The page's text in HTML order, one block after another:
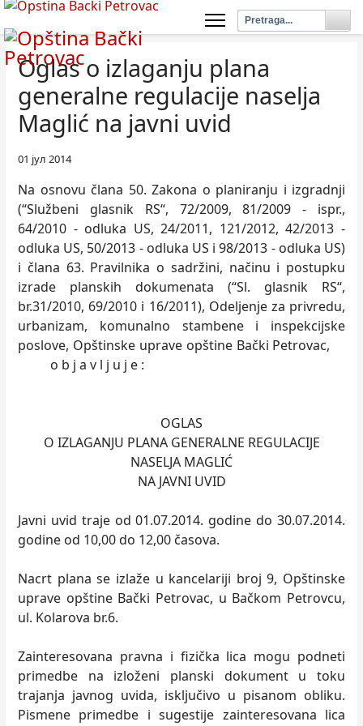
Oglas o izlaganju plana
generalne regulacije naselja
Maglić na javni uvid
01 јул 2014
Na osnovu člana 50. Zakona o planiranju i izgradnji
(“Službeni glasnik RS“, 72/2009, 81/2009 - ispr.,
64/2010 - odluka US, 24/2011, 121/2012, 42/2013 -
odluka US, 50/2013 - odluka US i 98/2013 - odluka US)
i člana 63. Pravilnika o sadržini, načinu i postupku
izrade planskih dokumenata (“Sl. glasnik RS“,
br.31/2010, 69/2010 i 16/2011), Odeljenje za privredu,
urbanizam, komunalno stambene i inspekcijske
poslove, Opštinske uprave opštine Bački Petrovac,
o b j a v l j u j e :
OGLAS
O IZLAGANJU PLANA GENERALNE REGULACIJE
NASELJA MAGLIĆ
NA JAVNI UVID
Javni uvid traje od 01.07.2014. godine do 30.07.2014.
godine od 10,00 do 12,00 časova.
Nacrt plana se izlaže u kancelariji broj 9, Opštinske
uprave opštine Bački Petrovac, u Bačkom Petrovcu,
ul. Kolarova br.6.
Zainteresovana pravna i fizička lica mogu podneti
primedbe na izloženi planski dokument u toku
trajanja javnog uvida, isključivo u pisanom obliku.
Pismene primedbe i sugestije zainteresovana lica